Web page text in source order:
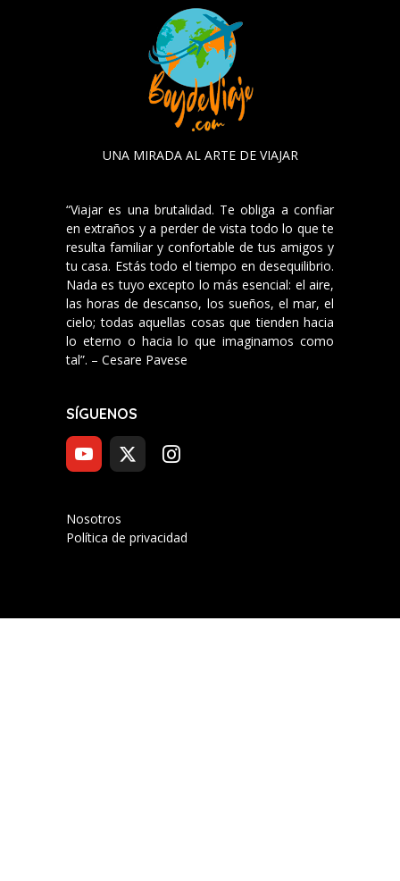
UNA MIRADA AL ARTE DE VIAJAR
“Viajar es una brutalidad. Te obliga a confiar
en extraños y a perder de vista todo lo que te
resulta familiar y confortable de tus amigos y
tu casa. Estás todo el tiempo en desequilibrio.
Nada es tuyo excepto lo más esencial: el aire,
las horas de descanso, los sueños, el mar, el
cielo; todas aquellas cosas que tienden hacia
lo eterno o hacia lo que imaginamos como
tal”. – Cesare Pavese
SÍGUENOS
Nosotros
Política de privacidad